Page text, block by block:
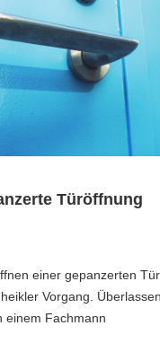
Türöffnung
einer gepanzerten Tür
Vorgang. Überlassen
einem Fachmann